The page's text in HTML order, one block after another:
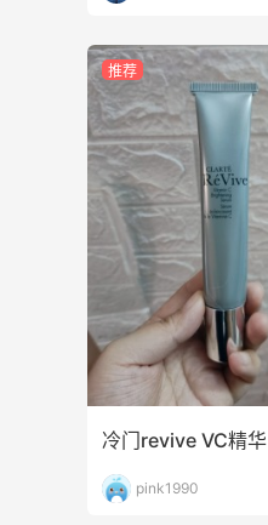
推荐
冷门revive VC精华
pink1990